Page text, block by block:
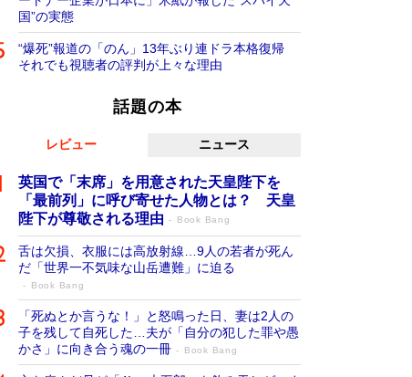
国”の実態
“爆死”報道の「のん」13年ぶり連ドラ本格復帰
それでも視聴者の評判が上々な理由
話題の本
レビュー ニュース
英国で「末席」を用意された天皇陛下を
「最前列」に呼び寄せた人物とは？ 天皇
陛下が尊敬される理由
Book Bang
舌は欠損、衣服には高放射線…9人の若者が死ん
だ「世界一不気味な山岳遭難」に迫る
Book Bang
「死ぬとか言うな！」と怒鳴った日、妻は2人の
子を残して自死した…夫が「自分の犯した罪や愚
かさ」に向き合う魂の一冊
Book Bang